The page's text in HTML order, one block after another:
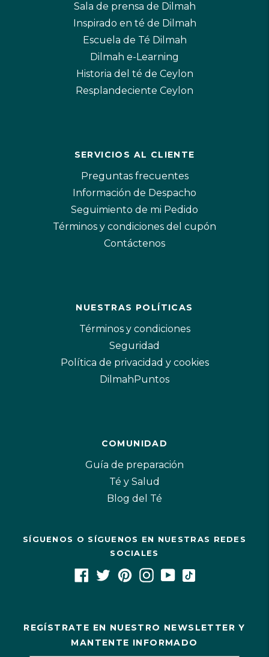
Sala de prensa de Dilmah
Inspirado en té de Dilmah
Escuela de Té Dilmah
Dilmah e-Learning
Historia del té de Ceylon
Resplandeciente Ceylon
SERVICIOS AL CLIENTE
Preguntas frecuentes
Información de Despacho
Seguimiento de mi Pedido
Términos y condiciones del cupón
Contáctenos
NUESTRAS POLÍTICAS
Términos y condiciones
Seguridad
Política de privacidad y cookies
DilmahPuntos
COMUNIDAD
Guía de preparación
Té y Salud
Blog del Té
SÍGUENOS O SÍGUENOS EN NUESTRAS REDES
SOCIALES
REGÍSTRATE EN NUESTRO NEWSLETTER Y
MANTENTE INFORMADO